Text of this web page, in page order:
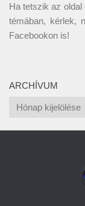
Ha tetszik az
témában, kérlek,
Facebookon is!
ARCHÍVUM
Archívum